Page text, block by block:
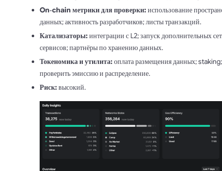
On‑chain метрики для проверки:использование
данных; активность разработчиков; листы транзакций.
Катализаторы:интеграции с L2; запуск дополнительных
сервисов; партнёры по хранению данных.
Токеномика и утилита:оплата размещения данных;
проверить эмиссию и распределение.
Риск:высокий.